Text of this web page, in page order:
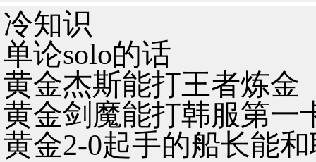
冷知识
单论solo的话
黄金杰斯能打王者炼金
黄金剑魔能打韩服第一
黄金2-0起手的船长能